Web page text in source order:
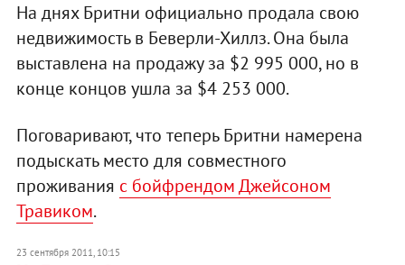
На днях Бритни официально продала свою
недвижимость в Беверли-Хиллз. Она была
выставлена на продажу за $2 995 000, но в
конце концов ушла за $4 253 000.
Поговаривают, что теперь Бритни намерена
подыскать место для совместного
проживания с бойфрендом Джейсоном
Травиком.
23 сентября 2011, 10:15